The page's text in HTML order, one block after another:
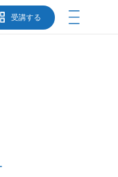
受講する